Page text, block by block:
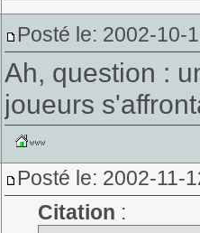
Posté le: 2002-10-
Ah, question :
joueurs
Posté le: 2002-11-
Citation :